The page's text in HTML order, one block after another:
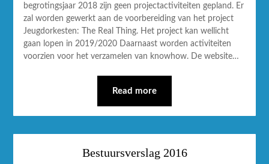
begrotingsjaar 2018 zijn geen projectactiviteiten gepland. Er
zal worden gewerkt aan de voorbereiding van het project
Jeugdorkesten: The Real Thing. Het project kan wellicht
gaan lopen in 2019/2020 Daarnaast worden activiteiten
voorzien voor het verzamelen van knowhow. De website…
Read more
Bestuursverslag 2016